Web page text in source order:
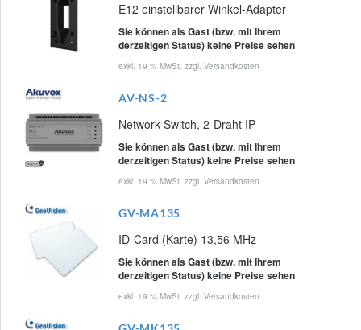
E12 einstellbarer Winkel-Adapter
Sie können als Gast (bzw. mit Ihrem
derzeitigen Status) keine Preise sehen
exkl. 19 % MwSt. zzgl.Versandkosten
AV-NS-2
Network Switch, 2-Draht IP
Sie können als Gast (bzw. mit Ihrem
derzeitigen Status) keine Preise sehen
exkl. 19 % MwSt. zzgl.Versandkosten
GV-MA135
ID-Card (Karte) 13,56 MHz
Sie können als Gast (bzw. mit Ihrem
derzeitigen Status) keine Preise sehen
exkl. 19 % MwSt. zzgl.Versandkosten